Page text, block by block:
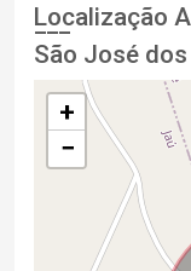
Localização
São José
+
−